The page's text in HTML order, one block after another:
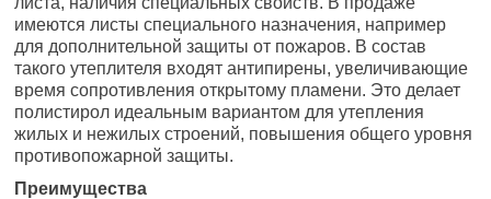
имеются листы специального назначения, например
для дополнительной защиты от пожаров. В состав
такого утеплителя входят антипирены, увеличивающие
время сопротивления открытому пламени. Это делает
полистирол идеальным вариантом для утепления
жилых и нежилых строений, повышения общего уровня
противопожарной защиты.
Преимущества